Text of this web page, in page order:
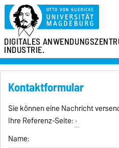
DIGITALES
INDUSTRIE.
Kontaktformular
Sie können eine Nachricht
Ihre Referenz-Seite:
Name: